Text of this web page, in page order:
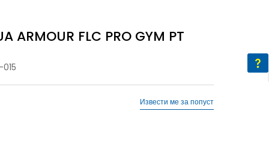
ARMOUR FLC PRO GYM PT
Извести ме за попуст